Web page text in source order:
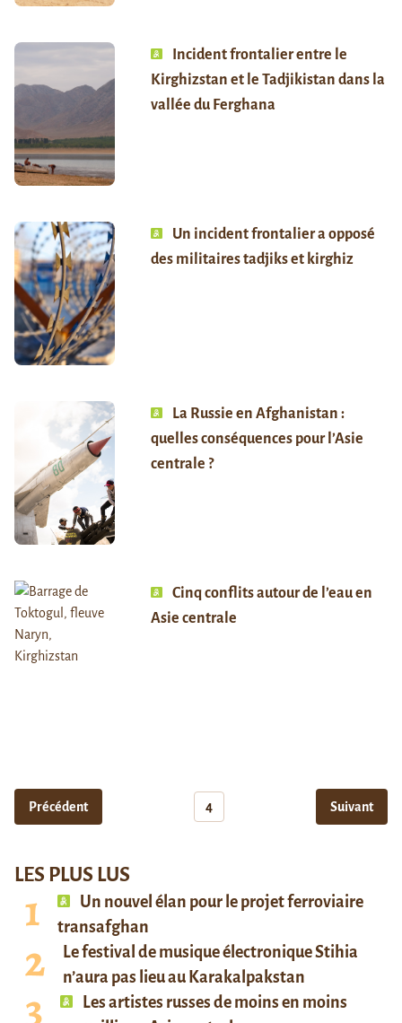
Incident frontalier entre le
Kirghizstan et le Tadjikistan dans la
vallée du Ferghana
Un incident frontalier a opposé
des militaires tadjiks et kirghiz
La Russie en Afghanistan :
quelles conséquences pour l’Asie
centrale ?
Cinq conflits autour de l’eau en
Asie centrale
Précédent 4 Suivant
LES PLUS LUS
Un nouvel élan pour le projet ferroviaire
transafghan
Le festival de musique électronique Stihia
n’aura pas lieu au Karakalpakstan
Les artistes russes de moins en moins